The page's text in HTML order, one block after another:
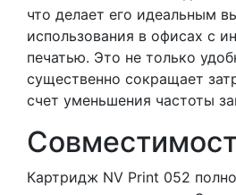
что делает его идеальным
использования в офисах с
печатью. Это не только
существенно сокращает
счет уменьшения частоты
Картридж NV Print 052